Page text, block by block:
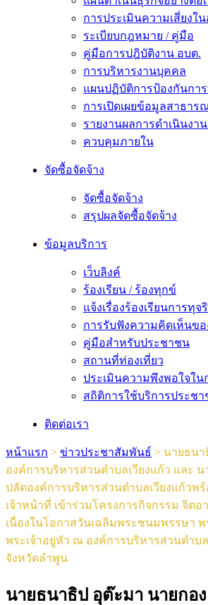
การประเมินความเสี่ยงใ
ระเบียบกฎหมาย / คู่มือ
คู่มือการปฎิบัติงาน อบต.
การบริหารงานบุคคล
แผนปฏิบัติการป้องกันกา
การเปิดเผยข้อมูลสาธาร
รายงานผลการดำเนินงา
ควบคุมภายใน
จัดซื้อจัดจ้าง
จัดซื้อจัดจ้าง
สรุปผลจัดซื้อจัดจ้าง
ข้อมูลบริการ
เว็บลิงค์
ร้องเรียน / ร้องทุกข์
แจ้งเรื่องร้องเรียนการทุ
การรับฟังความคิดเห็นข
คู่มือสำหรับประชาชน
สถานที่ท่องเที่ยว
ประเมินความพึงพอใจใน
สถิติการใช้บริการประช
ติดต่อเรา
หน้าแรก > ข่าวประชาสัมพันธ์ > นายธนา
องค์การบริหารส่วนตำบลเวียงแก้ว และ
ปลัดองค์การบริหารส่วนตำบลเวียงแก้วพ
เจ้าหน้าที่ เข้าร่วมโครงการกิจกรรม จิต
เนื่องในโอกาสวันเฉลิมพระชนมพรรษา พ
พระเจ้าอยู่หัว ณ องค์การบริหารส่วนตำบ
จังหวัดลำพูน
นายธนาธิป อุต๊ะมา นายกอ